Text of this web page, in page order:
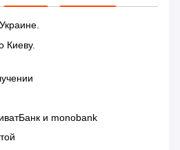
Киеву.
и monobank